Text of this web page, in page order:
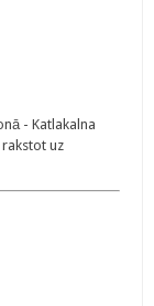
- Katlakalna
rakstot uz